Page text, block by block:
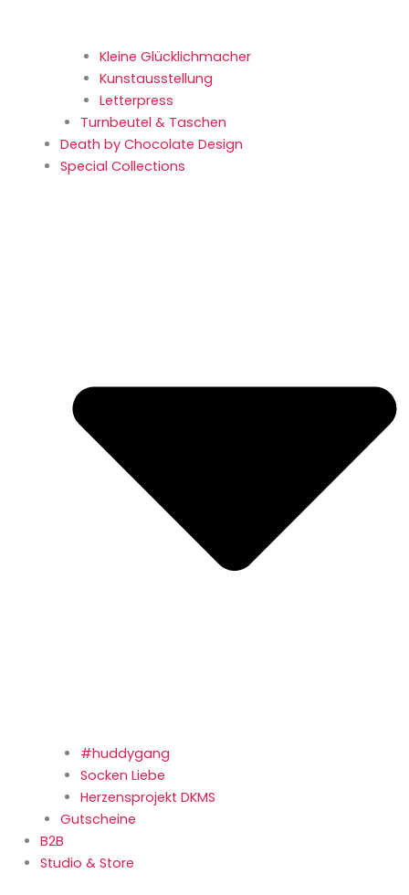
Kleine Glücklich­macher
Kunstaus­stellung
Letterpress
Turnbeutel & Taschen
Death by Chocolate Design
Special Collections
#huddygang
Socken Liebe
Herzensprojekt DKMS
Gutscheine
B2B
Studio & Store